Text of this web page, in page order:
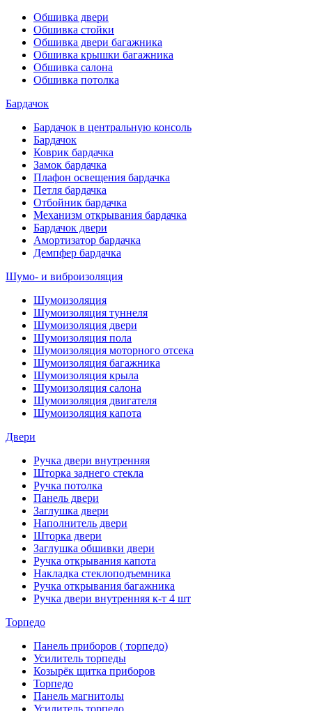
Обшивка двери
Обшивка стойки
Обшивка двери багажника
Обшивка крышки багажника
Обшивка салона
Обшивка потолка
Бардачок
Бардачок в центральную консоль
Бардачок
Коврик бардачка
Замок бардачка
Плафон освещения бардачка
Петля бардачка
Отбойник бардачка
Механизм открывания бардачка
Бардачок двери
Амортизатор бардачка
Демпфер бардачка
Шумо- и виброизоляция
Шумоизоляция
Шумоизоляция туннеля
Шумоизоляция двери
Шумоизоляция пола
Шумоизоляция моторного отсека
Шумоизоляция багажника
Шумоизоляция крыла
Шумоизоляция салона
Шумоизоляция двигателя
Шумоизоляция капота
Двери
Ручка двери внутренняя
Шторка заднего стекла
Ручка потолка
Панель двери
Заглушка двери
Наполнитель двери
Шторка двери
Заглушка обшивки двери
Ручка открывания капота
Накладка стеклоподъемника
Ручка открывания багажника
Ручка двери внутренняя к-т 4 шт
Торпедо
Панель приборов ( торпедо)
Усилитель торпеды
Козырёк щитка приборов
Торпедо
Панель магнитолы
Усилитель торпедо